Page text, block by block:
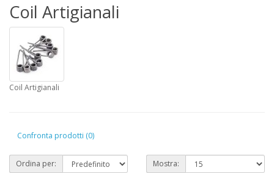
Coil Artigianali
Coil Artigianali
Confronta prodotti (0)
Ordina per: Mostra: